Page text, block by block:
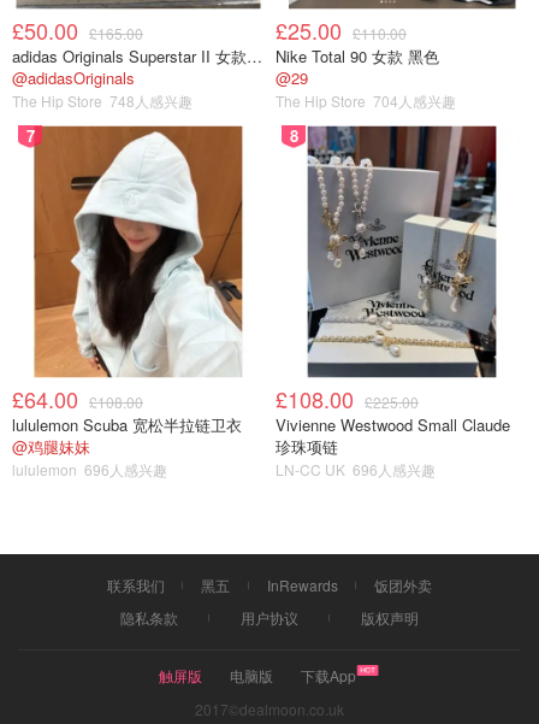
先来说说fresh玫瑰面膜 打开以后会有一阵淡淡的玫瑰香 我
个人还是比较喜欢这味道 我平常都是下午没事的时候拿来
敷脸 感觉补水💦效果还是OK的 价格嘛也还OK 平常都是官
网有活动时候下单 还会有小礼品用
第二个来说说香缇卡钻石面膜💎 价格也是很钻石啊 但是效
果真的很赞 我叫它救急面膜 哈哈 爱熬夜小仙女🧚‍♀️可以入
因为用完真的是没得说哦
第三个说说日本复活草面膜 这款面膜我也是看见很多网红
推荐了 我才跟风买的 觉得两百多一大瓶实在是太赚 打开以
后感觉是一盒冰淇淋🍦 白白的好像奶油一样 味道也比较可
以接受 我每次都会涂厚厚的一层 因为便宜 所以不心疼呀 效
的是在美国不太好买 我经常去的那家mall没有这个品牌的专
柜 以至于我用完这一瓶就没有再回购
第五个fresh的紧致面膜 我比较爱 因为是睡眠面膜 我有时候
比较懒的时候 就会涂完这层面膜睡觉 第二天早上起来真的
£50.00 £165.00
adidas Originals Superstar II 女款串珠休闲鞋 黑色
@adidasOriginals
The Hip Store 748人感兴趣
£25.00 £110.00
Nike Total 90 女款 黑色
@29
The Hip Store 704人感兴趣
7
£64.00 £108.00
lululemon Scuba 宽松半拉链卫衣
@鸡腿妹妹
lululemon 696人感兴趣
8
£108.00 £225.00
Vivienne Westwood Small Claude
珍珠项链
LN-CC UK 696人感兴趣
联系我们 黑五 InRewards
饭团外卖
隐私条款
用户协议 版权声明
触屏版 电脑版
下载App
2017©dealmoon.co.uk